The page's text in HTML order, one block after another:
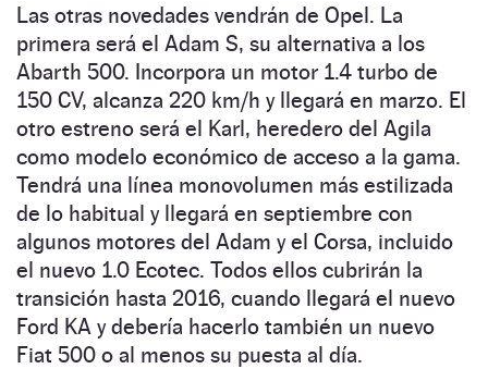
Las otras novedades vendrán de Opel. La
primera será el Adam S, su alternativa a los
Abarth 500. Incorpora un motor 1.4 turbo de
150 CV, alcanza 220 km/h y llegará en marzo. El
otro estreno será el Karl, heredero del Agila
como modelo económico de acceso a la gama.
Tendrá una línea monovolumen más estilizada
de lo habitual y llegará en septiembre con
algunos motores del Adam y el Corsa, incluido
el nuevo 1.0 Ecotec. Todos ellos cubrirán la
transición hasta 2016, cuando llegará el nuevo
Ford KA y debería hacerlo también un nuevo
Fiat 500 o al menos su puesta al día.